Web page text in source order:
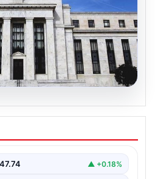
Fed Faiz Oranını Sabit
47.74 ▲ +0.18%